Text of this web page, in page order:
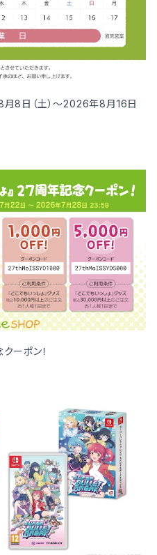
8日（土）～2026年8月16日
ーポン！